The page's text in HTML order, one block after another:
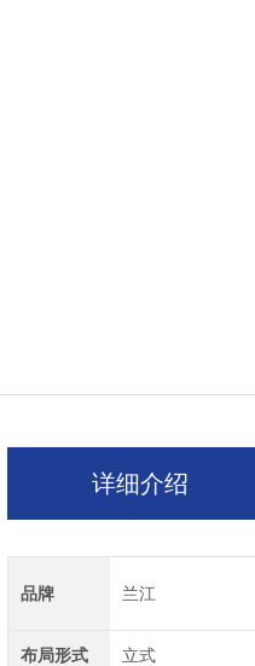
详细介绍
品牌 兰江
布局形式 立式